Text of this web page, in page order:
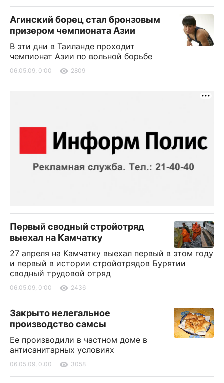
Агинский борец стал бронзовым
призером чемпионата Азии
В эти дни в Таиланде проходит
чемпионат Азии по вольной борьбе
06.05.09, 0:00 2809
Первый сводный стройотряд
выехал на Камчатку
27 апреля на Камчатку выехал первый в этом году
и первый в истории стройотрядов Бурятии
сводный трудовой отряд
06.05.09, 0:00 2436
Закрыто нелегальное
производство самсы
Ее производили в частном доме в
антисанитарных условиях
06.05.09, 0:00 3058